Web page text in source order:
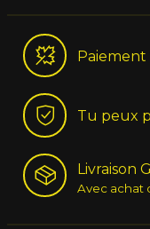
Paiement
Tu peux
Livraison
Avec achat